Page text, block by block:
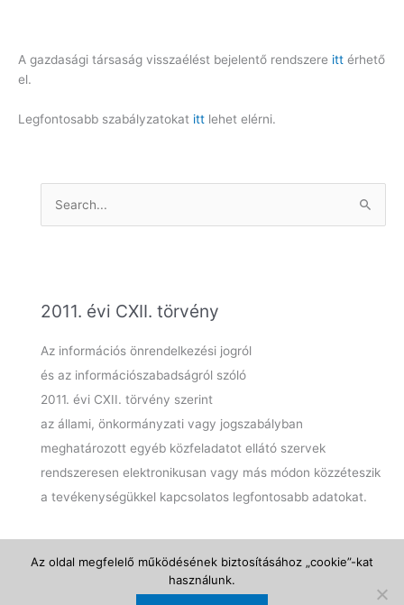
A gazdasági társaság visszaélést bejelentő rendszere itt érhető
el.
Legfontosabb szabályzatokat itt lehet elérni.
h
2011. évi CXII. törvény
Az információs önrendelkezési jogról
és az információszabadságról szóló
2011. évi CXII. törvény szerint
az állami, önkormányzati vagy jogszabályban
meghatározott egyéb közfeladatot ellátó szervek
rendszeresen elektronikusan vagy más módon közzéteszik
a tevékenységükkel kapcsolatos legfontosabb adatokat.
Adatkezelés
Az oldal megfelelő működésének biztosításához „cookie”-kat
használunk.